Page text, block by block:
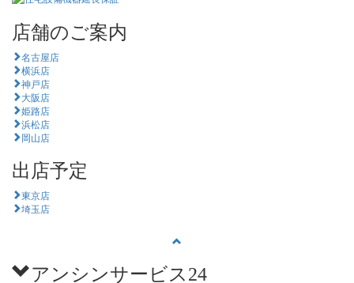
店舗のご案内
名古屋店
横浜店
神戸店
大阪店
姫路店
浜松店
岡山店
出店予定
東京店
埼玉店
アンシンサービス24